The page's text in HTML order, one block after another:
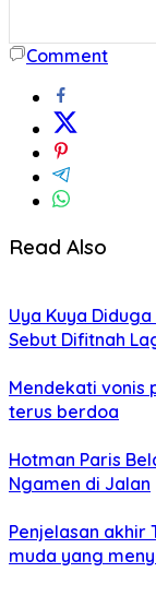
Comment
Read Also
Uya Kuya
Sebut Difitnah
Mendekati vonis
terus berdoa
Hotman Paris
Ngamen di Jalan
Penjelasan akhir
muda yang